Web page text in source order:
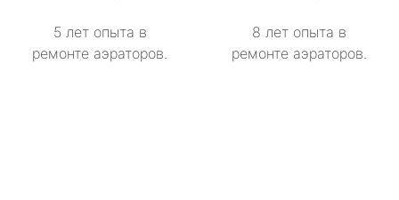
5 лет опыта в
ремонте аэраторов.
8 лет опыта в
ремонте аэраторов.